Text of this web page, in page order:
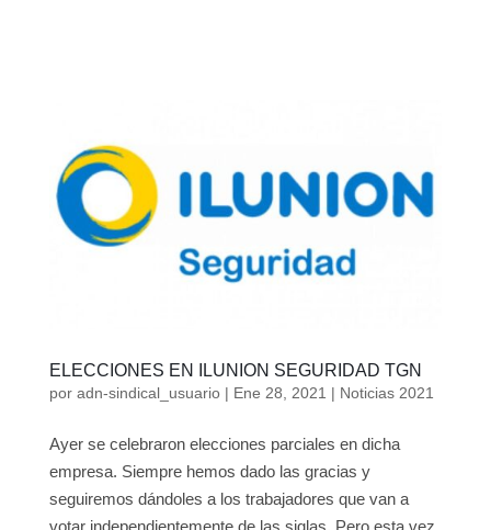
ELECCIONES EN ILUNION SEGURIDAD TGN
por adn-sindical_usuario| Ene 28, 2021 | Noticias 2021
Ayer se celebraron elecciones parciales en dicha
empresa. Siempre hemos dado las gracias y
seguiremos dándoles a los trabajadores que van a
votar independientemente de las siglas. Pero esta vez